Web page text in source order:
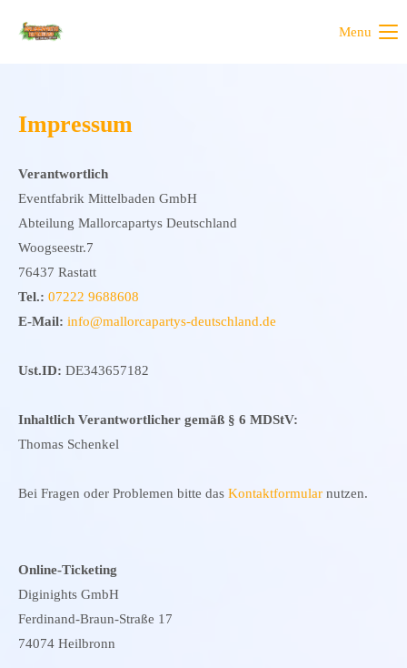
Menu
Impressum
Verantwortlich
Eventfabrik Mittelbaden GmbH
Abteilung Mallorcapartys Deutschland
Woogseestr.7
76437 Rastatt
Tel.: 07222 9688608
E-Mail: info@mallorcapartys-deutschland.de
Ust.ID: DE343657182
Inhaltlich Verantwortlicher gemäß § 6 MDStV:
Thomas Schenkel
Bei Fragen oder Problemen bitte das Kontaktformular nutzen.
Online-Ticketing
Diginights GmbH
Ferdinand-Braun-Straße 17
74074 Heilbronn